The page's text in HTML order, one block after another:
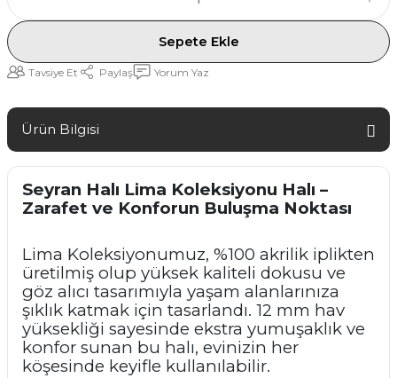
Sepete Ekle
Tavsiye Et Paylaş Yorum Yaz
Ürün Bilgisi
Seyran Halı Lima Koleksiyonu Halı –
Zarafet ve Konforun Buluşma Noktası
Lima Koleksiyonumuz, %100 akrilik iplikten
üretilmiş olup yüksek kaliteli dokusu ve
göz alıcı tasarımıyla yaşam alanlarınıza
şıklık katmak için tasarlandı. 12 mm hav
yüksekliği sayesinde ekstra yumuşaklık ve
konfor sunan bu halı, evinizin her
köşesinde keyifle kullanılabilir.